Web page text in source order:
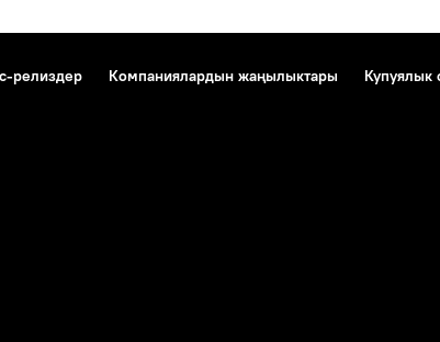
релиздер Компаниялардын жаңылыктары
Купуялык